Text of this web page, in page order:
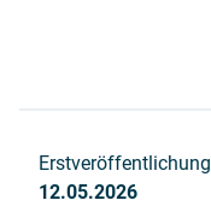
Erstveröffentlichung
12.05.2026